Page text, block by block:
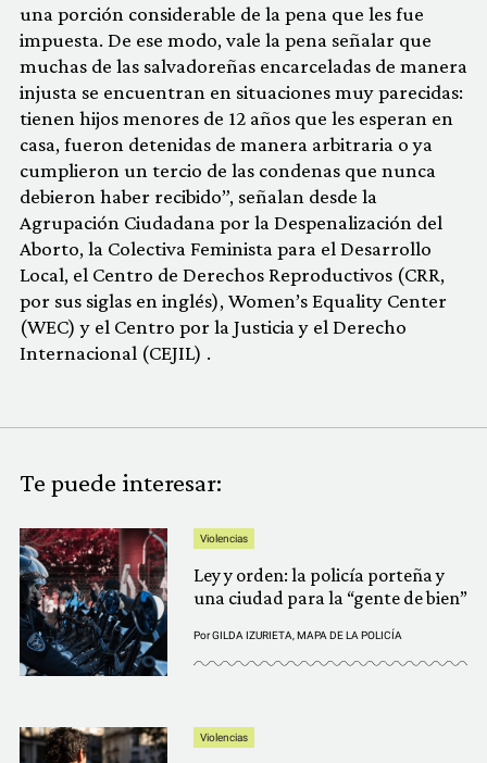
una porción considerable de la pena que les fue
impuesta. De ese modo, vale la pena señalar que
muchas de las salvadoreñas encarceladas de manera
injusta se encuentran en situaciones muy parecidas:
tienen hijos menores de 12 años que les esperan en
casa, fueron detenidas de manera arbitraria o ya
cumplieron un tercio de las condenas que nunca
debieron haber recibido”, señalan desde la
Agrupación Ciudadana por la Despenalización del
Aborto, la Colectiva Feminista para el Desarrollo
Local, el Centro de Derechos Reproductivos (CRR,
por sus siglas en inglés), Women’s Equality Center
(WEC) y el Centro por la Justicia y el Derecho
Internacional (CEJIL) .
Te puede interesar:
Violencias
Ley y orden: la policía porteña y
una ciudad para la “gente de bien”
PorGILDA IZURIETA MAPA DE LA POLICÍA
Violencias